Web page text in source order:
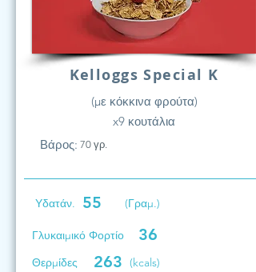
Kelloggs Special K
(με κόκκινα φρούτα)
x9 κουτάλια
Βάρος: 70 γρ.
Υδατάν. 55 (Γραμ.)
Γλυκαιμικό Φορτίο 36
Θερμίδες 263 (kcals)